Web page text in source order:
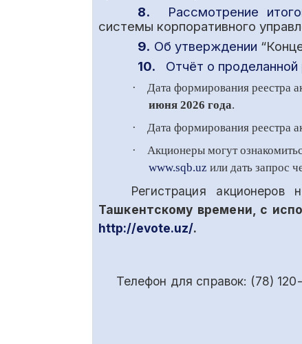
8. Рассмотрение
системы корпоративного
9. Об утверждении
10.
Отчёт о
· Дата формирования реестра
июня 2026 года.
·
Дата формирования реестра
·
Акционеры могут
www.sqb.uz или дать запрос
Регистрация акционеров
Ташкентскому времени, с
http://evote.uz/.
Телефон для справок: (78)